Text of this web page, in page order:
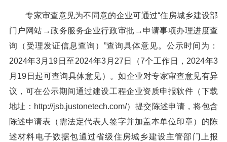
专家审查意见为不同意的企业可通过“住房城乡建设部
门户网站→政务服务企业行政审批→申请事项办理进度查
询（受理发证信息查询）”查询具体意见。公示时间为：
2024年3月19日至2024年3月27日（7个工作日，2024年3
月19日起可查询具体意见）。如企业对专家审查意见有异
议，可在公示期间通过建设工程企业资质申报软件（下载
地址：http://jsb.justonetech.com/）提交陈述申请，将包含
陈述申请表（需法定代表人签字并加盖本单位印章）的陈
述材料电子数据包通过省级住房城乡建设主管部门上报